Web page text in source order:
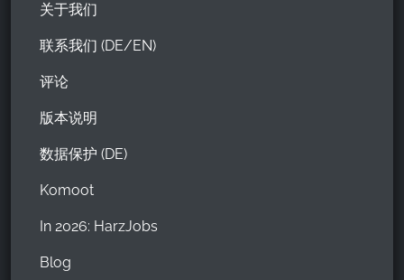
关于我们
联系我们 (DE/EN)
评论
版本说明
数据保护 (DE)
Komoot
In 2026: HarzJobs
Blog